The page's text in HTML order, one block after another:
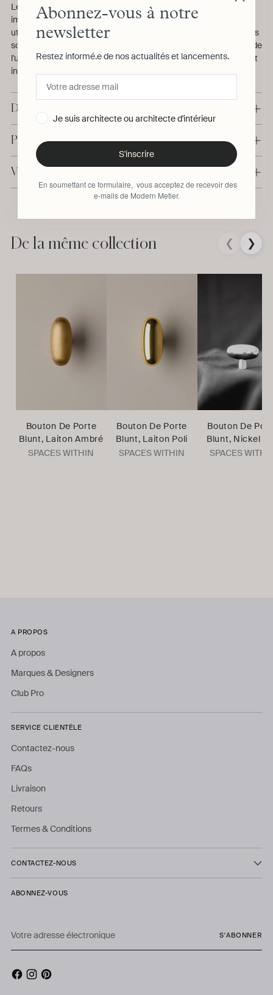
Les produits peuvent présenter de petites variations et
imperfections dues à la technique de fabrication artisanale
utilisée pour chaque pièce. Les finitions ne sont pas vernies, elles
sont destinées à évoluer au fil du temps sous l'effet du toucher, de
l'usage quotidien. La patine n'est pas un défaut, mais un élément
intentionnel du design.
Détails & Dimensions
Production & Livraison
Vous avez une question ?
produit
à
panier
De la même collection ❮ ❯
Bouton De Porte
Blunt, Laiton Ambré
SPACES WITHIN
Bouton De Porte
Blunt, Laiton Poli
SPACES WITHIN
Bouton De
Blunt, Nickel
SPACES
A PROPOS
A propos
Marques & Designers
Club Pro
SERVICE CLIENTÈLE
Contactez-nous
FAQs
Livraison
Retours
Termes & Conditions
CONTACTEZ-NOUS
ABONNEZ-VOUS
adresse
électronique
S'ABONNER
Abonnez-vous à notre
newsletter
Restez informé.e de nos actualités et lancements.
Je suis architecte ou architecte d'intérieur
S'inscrire
En soumettant ce formulaire, vous acceptez de recevoir des
e-mails de Modern Metier.